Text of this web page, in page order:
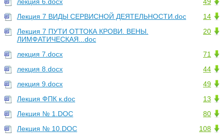
49
лекция 6.docx
14
Лекция 7 ВИДЫ СЕРВИСНОЙ ДЕЯТЕЛЬНОСТИ.doc
20
Лекция 7 ПУТИ ОТТОКА КРОВИ. ВЕНЫ.
ЛИМФАТИЧЕСКАЯ...doc
71
лекция 7.docx
44
лекция 8.docx
49
лекция 9.docx
13
Лекция ФПК к.doc
80
Лекция № 1.DOC
108
Лекция № 10.DOC